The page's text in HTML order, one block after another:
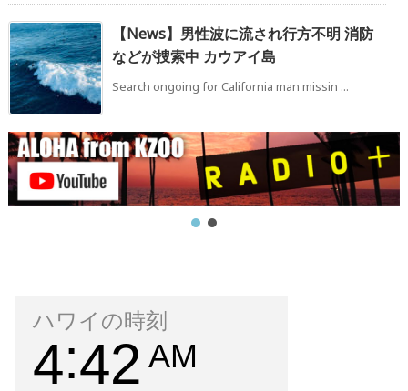
【News】男性波に流され行方不明 消防
などが捜索中 カウアイ島
Search ongoing for California man missin ...
ハワイの時刻
4 42 AM